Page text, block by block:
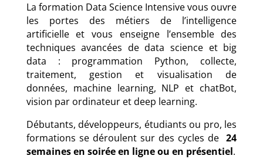
La formation Data Science Intensive vous ouvre
les portes des métiers de l’intelligence
artificielle et vous enseigne l’ensemble des
techniques avancées de data science et big
data : programmation Python, collecte,
traitement, gestion et
visualisation de
données, machine learning, NLP et chatBot,
vision par ordinateur et deep learning.
Débutants, développeurs, étudiants ou pro, les
formations se déroulent sur des cycles de 24
semaines en soirée en ligne ou en présentiel.